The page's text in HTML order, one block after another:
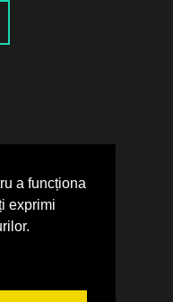
a funcționa
exprimi